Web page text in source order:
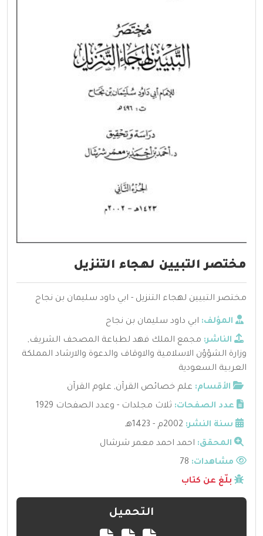
مختصر التبيين لهجاء التنزيل
مختصر التبيين لهجاء التنزيل - ابي داود سليمان بن نجاح
المؤلف: ابي داود سليمان بن نجاح
الناشر: مجمع الملك فهد لطباعة المصحف الشريف,
وزارة الشؤؤن الاسلامية والاوقاف والدعوة والارشاد المملكة
العربية السعودية
الأقسام: علم خصائص القرآن, علوم القرآن
عدد الصفحات: ثلاث مجلدات - وعدد الصفحات 1929
سنة النشر: 2002م - 1423هـ
المحقق: احمد احمد معمر شرشال
مشاهدات:
بلّغ عن كتاب
التحميل